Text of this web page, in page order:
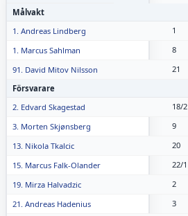
Målvakt
1. Andreas Lindberg
1
1. Marcus Sahlman
8
91. David Mitov Nilsson
21
Försvarare
2. Edvard Skagestad
18/2
3. Morten Skjønsberg
9
13. Nikola Tkalcic
20
15. Marcus Falk-Olander
22/1
19. Mirza Halvadzic
2
21. Andreas Hadenius
3